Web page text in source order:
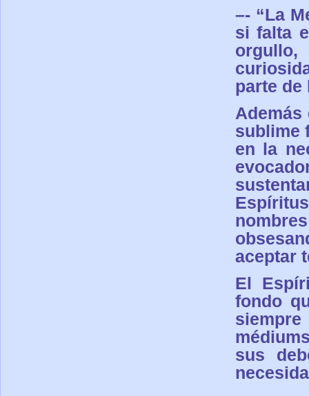
–- “La
si falta
parte de
sublime
en la
aceptar
El
fondo
sus